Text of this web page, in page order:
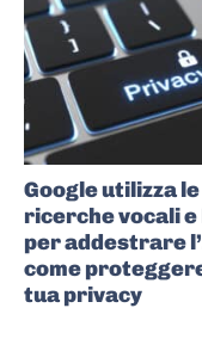
Google utilizza le
ricerche vocali e
per addestrare
come
tua privacy